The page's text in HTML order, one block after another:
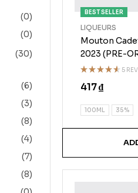
BEST SELLER
Mouton
2023 (PRE-
Rated
4.50 out
5
LIQUEURS
417₫
100ML 35%
(0)
(0)
(30)
(6)
(3)
(8)
(4)
(7)
(8)